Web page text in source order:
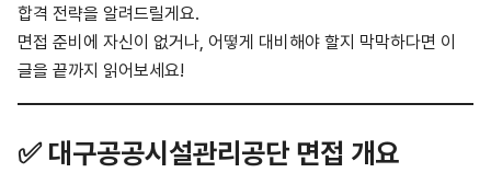
합격 전략을 알려드릴게요.
면접 준비에 자신이 없거나, 어떻게 대비해야 할지 막막하다면 이
글을 끝까지 읽어보세요!
✅ 대구공공시설관리공단 면접 개요